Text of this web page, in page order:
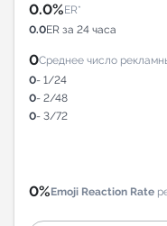
0.0%ER*
0.0ER за 24 часа
0Среднее число
0- 1/24
0- 2/48
0- 3/72
0%Emoji Reaction Rate